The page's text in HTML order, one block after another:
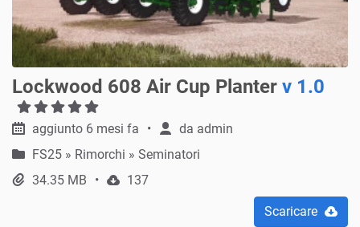
Lockwood 608 Air Cup Planter v 1.0
aggiunto 6 mesi fa da admin
FS25 » Rimorchi » Seminatori
34.35 MB
137
Scaricare